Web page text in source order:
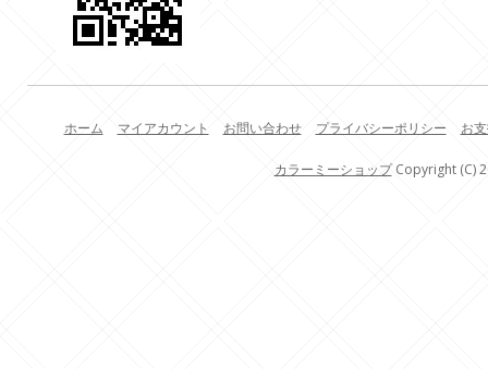
ホーム マイアカウント お問い合わせ プライバシーポリシー お
カラーミーショップCopyright (C)